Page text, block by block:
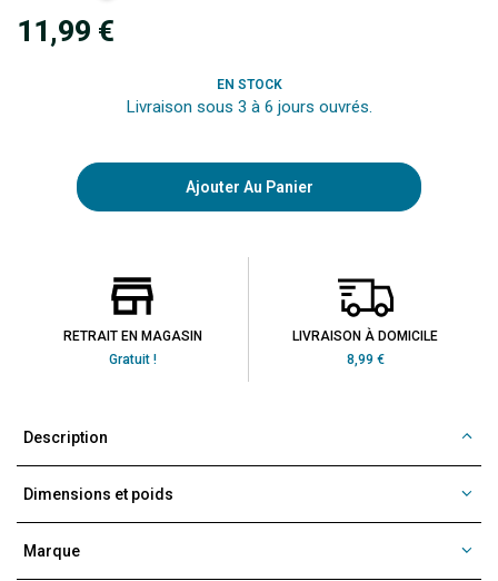
11,99 €
EN STOCK
Livraison sous 3 à 6 jours ouvrés.
Ajouter Au Panier
RETRAIT EN MAGASIN
Gratuit !
LIVRAISON À DOMICILE
8,99 €
Description
Dimensions et poids
Marque